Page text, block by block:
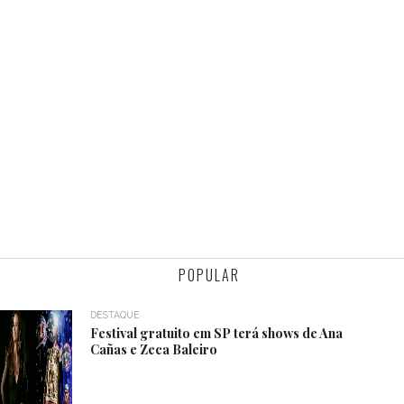
POPULAR
DESTAQUE
Festival gratuito em SP terá shows de Ana
Cañas e Zeca Baleiro